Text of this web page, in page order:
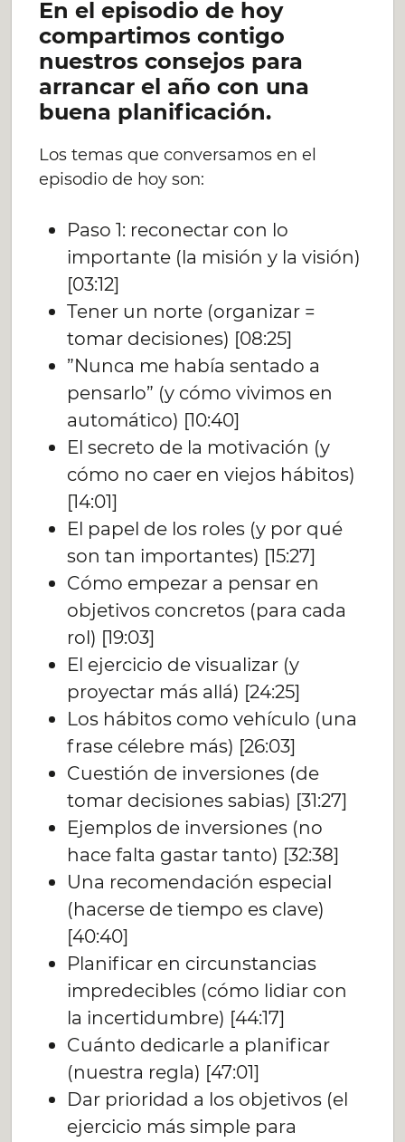
En el episodio de hoy
compartimos contigo
nuestros consejos para
arrancar el año con una
buena planificación.
Los temas que conversamos en el
episodio de hoy son:
Paso 1: reconectar con lo
importante (la misión y la visión)
[03:12]
Tener un norte (organizar =
tomar decisiones) [08:25]
”Nunca me había sentado a
pensarlo” (y cómo vivimos en
automático) [10:40]
El secreto de la motivación (y
cómo no caer en viejos hábitos)
[14:01]
El papel de los roles (y por qué
son tan importantes) [15:27]
Cómo empezar a pensar en
objetivos concretos (para cada
rol) [19:03]
El ejercicio de visualizar (y
proyectar más allá) [24:25]
Los hábitos como vehículo (una
frase célebre más) [26:03]
Cuestión de inversiones (de
tomar decisiones sabias) [31:27]
Ejemplos de inversiones (no
hace falta gastar tanto) [32:38]
Una recomendación especial
(hacerse de tiempo es clave)
[40:40]
Planificar en circunstancias
impredecibles (cómo lidiar con
la incertidumbre) [44:17]
Cuánto dedicarle a planificar
(nuestra regla) [47:01]
Dar prioridad a los objetivos (el
ejercicio más simple para